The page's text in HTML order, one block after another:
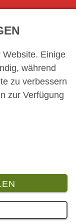
Einige
während
zu verbessern
zur Verfügung